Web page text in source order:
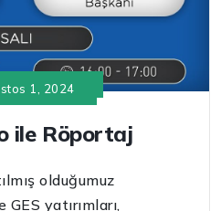
1, 2024
ile Röportaj
olduğumuz
yatırımları,